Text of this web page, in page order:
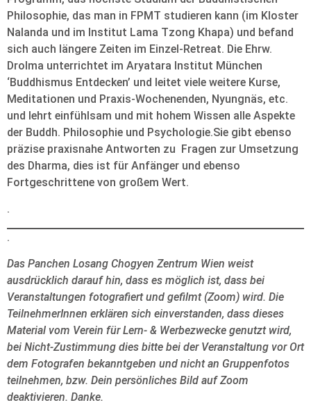
Philosophie, das man in FPMT studieren kann (im Kloster
Nalanda und im Institut Lama Tzong Khapa) und befand
sich auch längere Zeiten im Einzel-Retreat. Die Ehrw.
Drolma unterrichtet im Aryatara Institut München
‘Buddhismus Entdecken’ und leitet viele weitere Kurse,
Meditationen und Praxis-Wochenenden, Nyungnäs, etc.
und lehrt einfühlsam und mit hohem Wissen alle Aspekte
der Buddh. Philosophie und Psychologie.Sie gibt ebenso
präzise praxisnahe Antworten zu Fragen zur Umsetzung
des Dharma, dies ist für Anfänger und ebenso
Fortgeschrittene von großem Wert.
.
.
Das Panchen Losang Chogyen Zentrum Wien weist
ausdrücklich darauf hin, dass es möglich ist, dass bei
Veranstaltungen fotografiert und gefilmt (Zoom) wird. Die
TeilnehmerInnen erklären sich einverstanden, dass dieses
Material vom Verein für Lern- & Werbezwecke genutzt wird,
bei Nicht-Zustimmung dies bitte bei der Veranstaltung vor Ort
dem Fotografen bekanntgeben und nicht an Gruppenfotos
teilnehmen, bzw. Dein persönliches Bild auf Zoom
deaktivieren. Danke.